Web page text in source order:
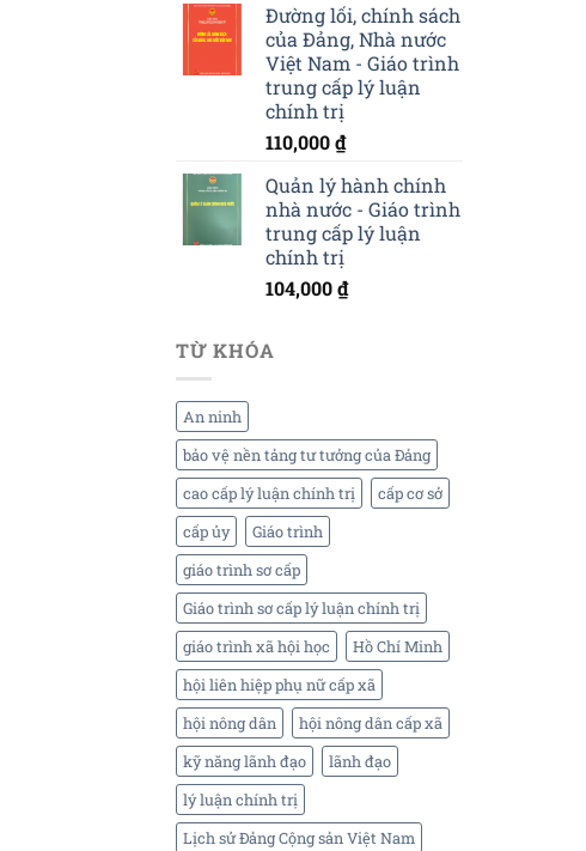
Đường lối, chính sách
của Đảng, Nhà nước
Việt Nam - Giáo trình
trung cấp lý luận
chính trị
110,000₫
Quản lý hành chính
nhà nước - Giáo trình
trung cấp lý luận
chính trị
104,000₫
TỪ KHÓA
An ninh
bảo vệ nền tảng tư tưởng của Đảng
cao cấp lý luận chính trị
cấp cơ sở
cấp ủy
Giáo trình
giáo trình sơ cấp
Giáo trình sơ cấp lý luận chính trị
giáo trình xã hội học
Hồ Chí Minh
hội liên hiệp phụ nữ cấp xã
hội nông dân
hội nông dân cấp xã
kỹ năng lãnh đạo
lãnh đạo
lý luận chính trị
Lịch sử Đảng Cộng sản Việt Nam